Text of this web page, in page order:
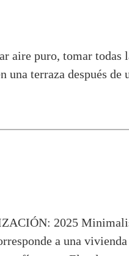
aire puro, tomar
terraza después
2025
a una